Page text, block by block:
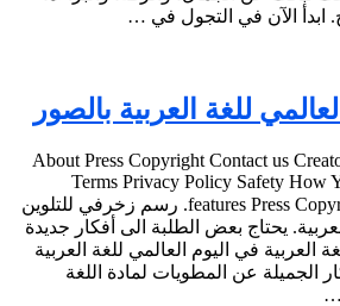
ابدأ الآن في التجول في …
للغة العربية بالصور
About Press Copyright Contact us
Terms Privacy Policy Safety How
features Press Copyright Contact us Creators. رسم زخرفي للتلوين
يحتاج بعض الطلبة الى أفكار جديدة
العربية في اليوم العالمي للغة العربية
عن المطويات لمادة اللغة
…